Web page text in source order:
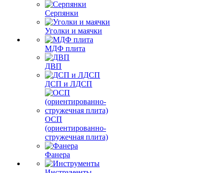
Серпянки
Уголки и маячки
МДФ плита
ДВП
ДСП и ЛДСП
ОСП
(ориентированно-
стружечная плита)
Фанера